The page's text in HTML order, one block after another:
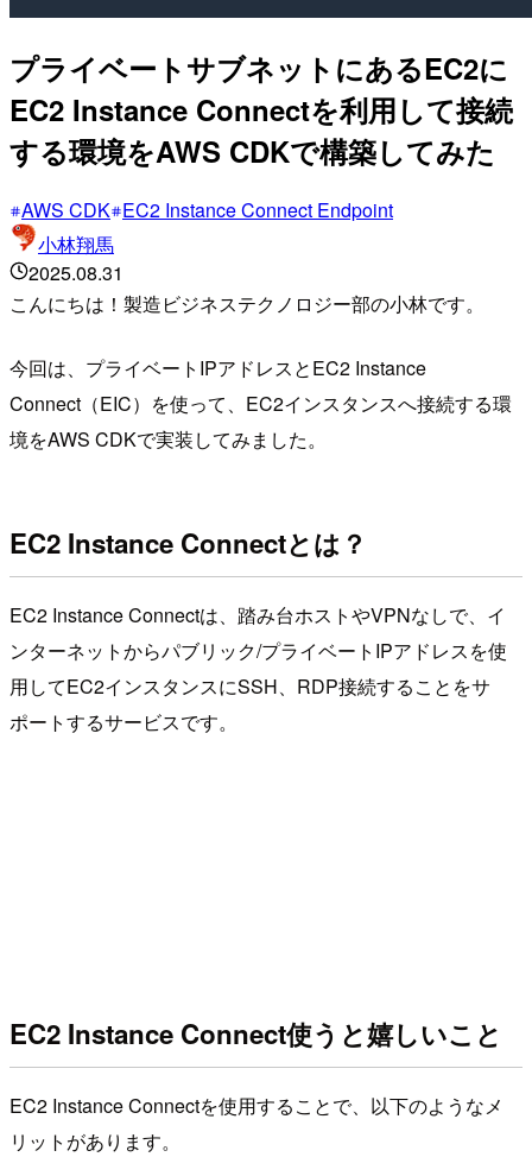
プライベートサブネットにあるEC2に
EC2 Instance Connectを利用して接続
する環境をAWS CDKで構築してみた
AWS CDK EC2 Instance Connect Endpoint
小林翔馬
2025.08.31
こんにちは！製造ビジネステクノロジー部の小林です。
今回は、プライベートIPアドレスとEC2 Instance
Connect（EIC）を使って、EC2インスタンスへ接続する環
境をAWS CDKで実装してみました。
EC2 Instance Connectとは？
EC2 Instance Connectは、踏み台ホストやVPNなしで、イ
ンターネットからパブリック/プライベートIPアドレスを使
用してEC2インスタンスにSSH、RDP接続することをサ
ポートするサービスです。
EC2 Instance Connect使うと嬉しいこと
EC2 Instance Connectを使用することで、以下のようなメ
リットがあります。